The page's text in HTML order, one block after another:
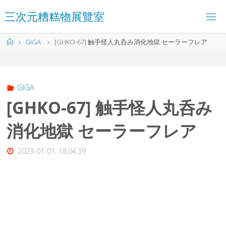
ン
テ
ン
三次元糟糕物展覽室
ホ
GIGA [GHKO-67] 触手怪人丸呑み消化地獄 セーラーフレア
GIGA
[GHKO-67] 触手怪人丸呑み
消化地獄 セーラーフレア
2023-01-01, 18:04:39